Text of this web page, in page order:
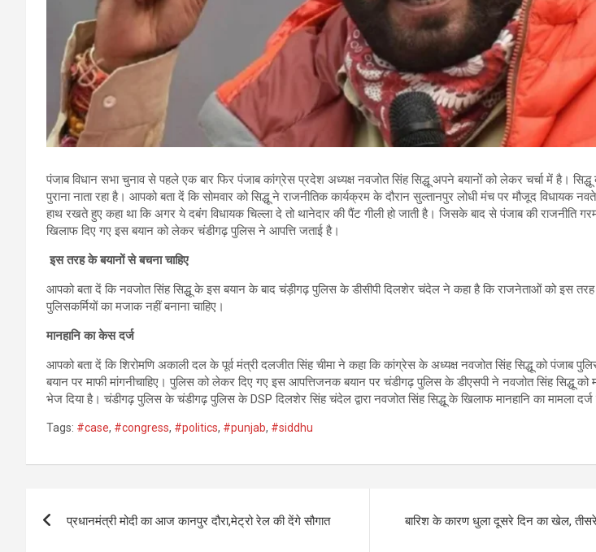
पंजाब विधान सभा चुनाव से पहले एक बार फिर पंजाब कांग्रेस प्रदेश अध्यक्ष नवजोत सिंह सिद्धू अपने बयानों को लेकर चर्चा में है। सिद्धू
पुराना नाता रहा है। आपको बता दें कि सोमवार को सिद्धू ने राजनीतिक कार्यक्रम के दौरान सुल्तानपुर लोधी मंच पर मौजूद विधायक
हाथ रखते हुए कहा था कि अगर ये दबंग विधायक चिल्ला दे तो थानेदार की पैंट गीली हो जाती है। जिसके बाद से पंजाब की राजनीति
खिलाफ दिए गए इस बयान को लेकर चंडीगढ़ पुलिस ने आपत्ति जताई है।
इस तरह के बयानों से बचना चाहिए
आपको बता दें कि नवजोत सिंह सिद्धू के इस बयान के बाद चंड़ीगढ़ पुलिस के डीसीपी दिलशेर चंदेल ने कहा है कि राजनेताओं को इस
पुलिसकर्मियों का मजाक नहीं बनाना चाहिए।
मानहानि का केस दर्ज
आपको बता दें कि शिरोमणि अकाली दल के पूर्व मंत्री दलजीत सिंह चीमा ने कहा कि कांग्रेस के अध्यक्ष नवजोत सिंह सिद्धू को पंजाब
बयान पर माफी मांगनीचाहिए। पुलिस को लेकर दिए गए इस आपत्तिजनक बयान पर चंडीगढ़ पुलिस के डीएसपी ने नवजोत सिंह सिद्धू को
भेज दिया है। चंडीगढ़ पुलिस के चंडीगढ़ पुलिस के DSP दिलशेर सिंह चंदेल द्वारा नवजोत सिंह सिद्धू के खिलाफ मानहानि का मामला दर्ज
Tags: #case, #congress, #politics, #punjab, #siddhu
navigation
प्रधानमंत्री मोदी का आज कानपुर दौरा,मेट्रो रेल की देंगे सौगात
बारिश के कारण धुला दूसरे दिन का खेल,